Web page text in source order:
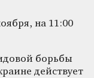
на 11:00
борьбы
действует